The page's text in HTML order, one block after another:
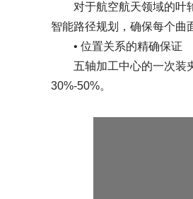
对于航空航天领域的叶轮
智能路径规划，确保每个曲
• 位置关系的精确保证
五轴加工中心的一次装夹
30%-50%。